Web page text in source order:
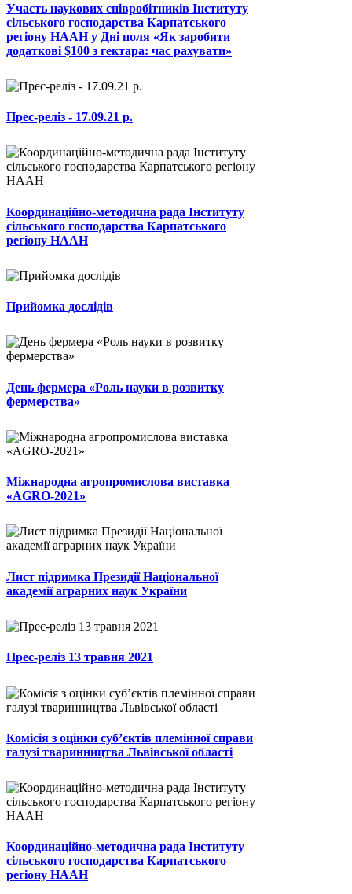
Участь наукових співробітників Інституту
сільського господарства Карпатського
регіону НААН у Дні поля «Як заробити
додаткові $100 з гектара: час рахувати»
Прес-реліз - 17.09.21 р.
Координаційно-методична рада Інституту
сільського господарства Карпатського
регіону НААН
Прийомка дослідів
День фермера «Роль науки в розвитку
фермерства»
Міжнародна агропромислова виставка
«AGRO-2021»
Лист підримка Президії Національної
академії аграрних наук України
Прес-реліз 13 травня 2021
Комісія з оцінки суб’єктів племінної справи
галузі тваринництва Львівської області
Координаційно-методична рада Інституту
сільського господарства Карпатського
регіону НААН